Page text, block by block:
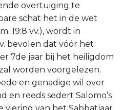
overtuiging te
schat het in de wet
19:8 vv.), wordt in
bevolen dat vóór het
7de jaar bij het heiligdom
worden voorgelezen.
en genadige wil over
en reeds sedert Salomo’s